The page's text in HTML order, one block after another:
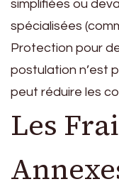
simplifiées ou
spécialisées
Protection pour
postulation n’est
peut réduire les
Les